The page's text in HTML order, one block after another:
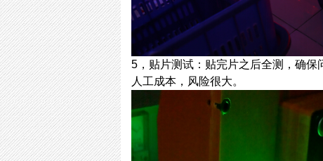
5，贴片测试：贴完片之后全测，确
人工成本，风险很大。